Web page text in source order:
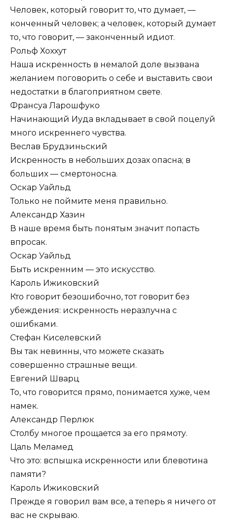
Человек, который говорит то, что думает, —
конченный человек; а человек, который думает
то, что говорит, — законченный идиот.
Рольф Хоххут
Наша искренность в немалой доле вызвана
желанием поговорить о себе и выставить свои
недостатки в благоприятном свете.
Франсуа Ларошфуко
Начинающий Иуда вкладывает в свой поцелуй
много искреннего чувства.
Веслав Брудзиньский
Искренность в небольших дозах опасна; в
больших — смертоносна.
Оскар Уайльд
Только не поймите меня правильно.
Александр Хазин
В наше время быть понятым значит попасть
впросак.
Оскар Уайльд
Быть искренним — это искусство.
Кароль Ижиковский
Кто говорит безошибочно, тот говорит без
убеждения: искренность неразлучна с
ошибками.
Стефан Киселевский
Вы так невинны, что можете сказать
совершенно страшные вещи.
Евгений Шварц
То, что говорится прямо, понимается хуже, чем
намек.
Александр Перлюк
Столбу многое прощается за его прямоту.
Цаль Меламед
Что это: вспышка искренности или блевотина
памяти?
Кароль Ижиковский
Прежде я говорил вам все, а теперь я ничего от
вас не скрываю.